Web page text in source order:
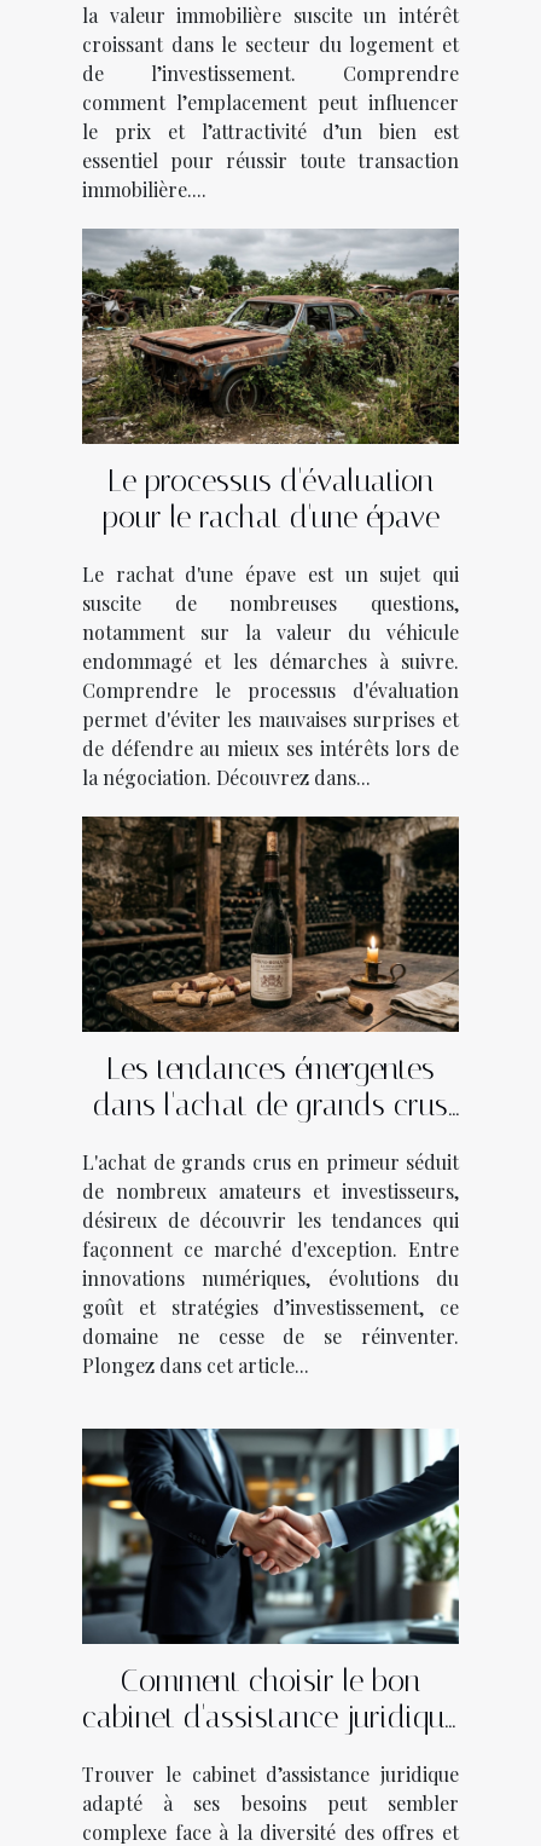
la valeur immobilière suscite un intérêt
croissant dans le secteur du logement et
de l’investissement. Comprendre
comment l’emplacement peut influencer
le prix et l’attractivité d’un bien est
essentiel pour réussir toute transaction
immobilière....
Le processus d'évaluation
pour le rachat d'une épave
Le rachat d'une épave est un sujet qui
suscite de nombreuses questions,
notamment sur la valeur du véhicule
endommagé et les démarches à suivre.
Comprendre le processus d'évaluation
permet d'éviter les mauvaises surprises et
de défendre au mieux ses intérêts lors de
la négociation. Découvrez dans...
Les tendances émergentes
dans l'achat de grands crus
L'achat de grands crus en primeur séduit
de nombreux amateurs et investisseurs,
désireux de découvrir les tendances qui
façonnent ce marché d'exception. Entre
innovations numériques, évolutions du
goût et stratégies d’investissement, ce
domaine ne cesse de se réinventer.
Plongez dans cet article...
Comment choisir le bon
cabinet d'assistance juridique
Trouver le cabinet d’assistance juridique
adapté à ses besoins peut sembler
complexe face à la diversité des offres et